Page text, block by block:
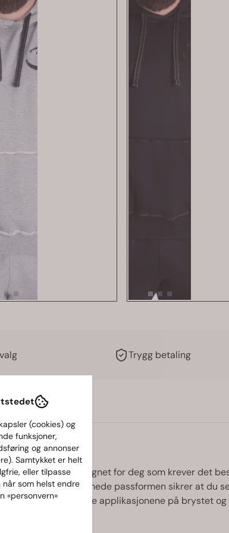
Trygg betaling
genseren er designet for deg som krever det
den løse, V-formede passformen sikrer at du
mens de broderte applikasjonene på brystet og
(cookies) og
funksjoner,
og annonser
Samtykket er helt
eller tilpasse
som helst endre
«personvern»